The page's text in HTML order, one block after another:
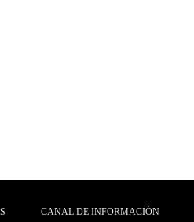
CANAL DE INFORMACIÓN